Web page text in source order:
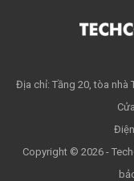
Địa chỉ: Tầng 20, tòa nhà
Copyright © 2026 -